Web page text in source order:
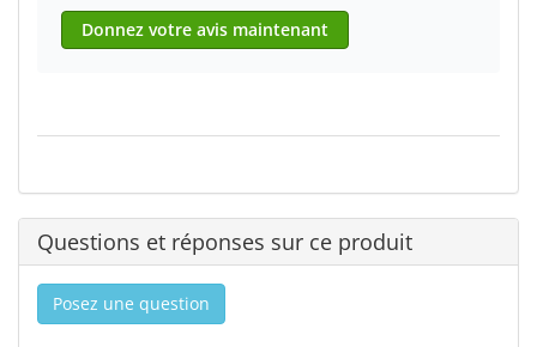
Donnez votre avis maintenant
Questions et réponses sur ce produit
Posez une question